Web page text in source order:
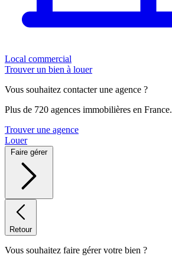
Local commercial
Trouver un bien à louer
Vous souhaitez contacter une agence ?
Plus de 720 agences immobilières en France.
Trouver une agence
Louer
Faire gérer
Retour
Vous souhaitez faire gérer votre bien ?